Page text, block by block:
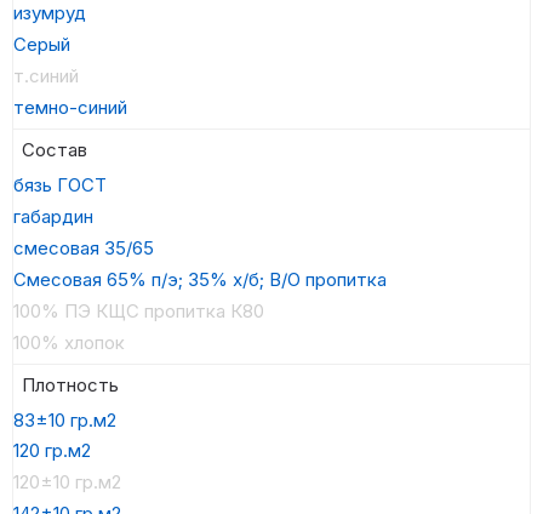
изумруд
Серый
т.синий
темно-синий
Состав
бязь ГОСТ
габардин
смесовая 35/65
Смесовая 65% п/э; 35% х/б; В/О пропитка
100% ПЭ КЩС пропитка К80
100% хлопок
Плотность
83±10 гр.м2
120 гр.м2
120±10 гр.м2